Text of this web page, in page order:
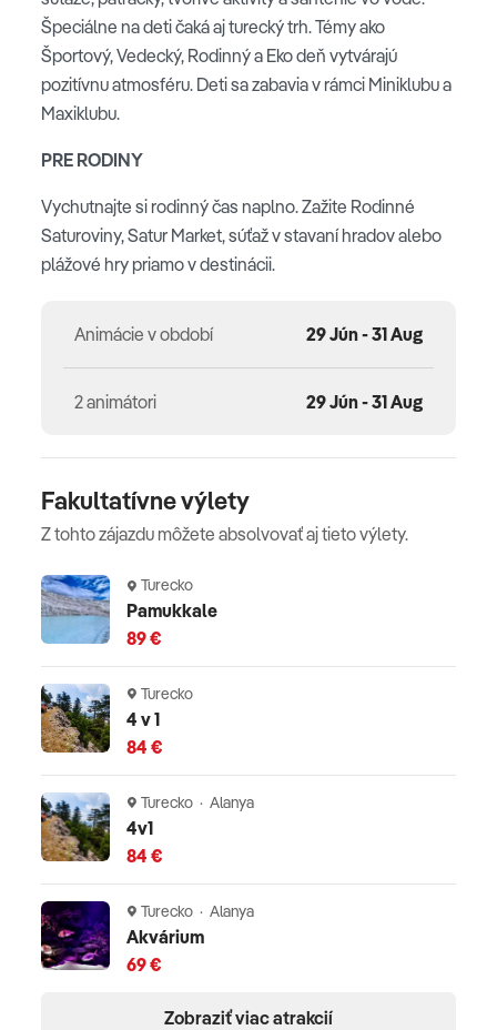
Špeciálne na deti čaká aj turecký trh. Témy ako
Športový, Vedecký, Rodinný a Eko deň vytvárajú
pozitívnu atmosféru. Deti sa zabavia v rámci Miniklubu a
Maxiklubu.
PRE RODINY
Vychutnajte si rodinný čas naplno. Zažite Rodinné
Saturoviny, Satur Market, súťaž v stavaní hradov alebo
plážové hry priamo v destinácii.
Animácie v období 29 Jún - 31 Aug
2 animátori 29 Jún - 31 Aug
Fakultatívne výlety
Z tohto zájazdu môžete absolvovať aj tieto výlety.
Turecko
Pamukkale
89 €
Turecko
4 v 1
84 €
Turecko · Alanya
4v1
84 €
Turecko · Alanya
Akvárium
69 €
Zobraziť viac atrakcií